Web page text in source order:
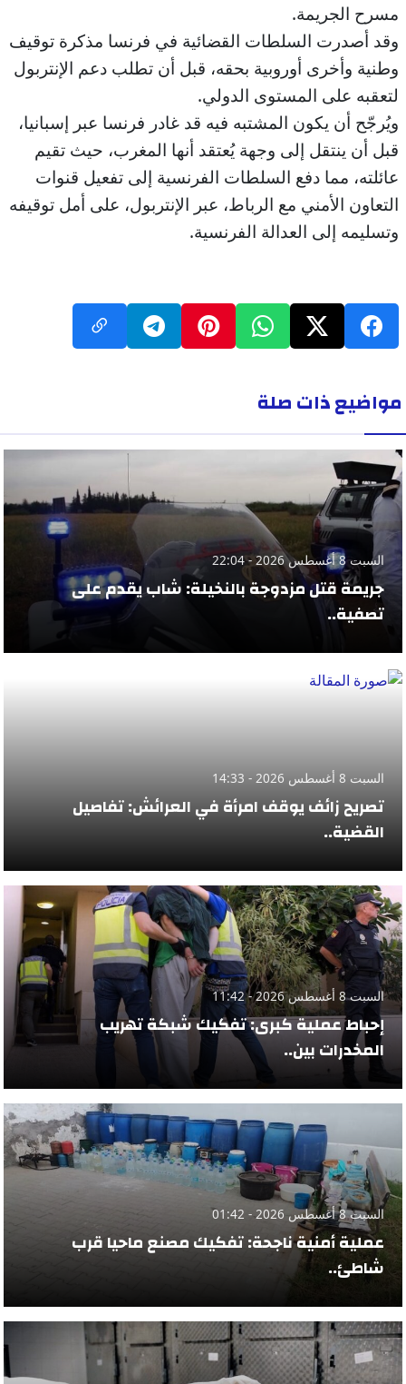
مسرح الجريمة.
وقد أصدرت السلطات القضائية في فرنسا مذكرة توقيف
وطنية وأخرى أوروبية بحقه، قبل أن تطلب دعم الإنتربول
لتعقبه على المستوى الدولي.
ويُرجّح أن يكون المشتبه فيه قد غادر فرنسا عبر إسبانيا،
قبل أن ينتقل إلى وجهة يُعتقد أنها المغرب، حيث تقيم
عائلته، مما دفع السلطات الفرنسية إلى تفعيل قنوات
التعاون الأمني مع الرباط، عبر الإنتربول، على أمل توقيفه
وتسليمه إلى العدالة الفرنسية.
مواضيع ذات صلة
السبت 8 أغسطس 2026 - 22:04
جريمة قتل مزدوجة بالنخيلة: شاب يقدم على
تصفية..
السبت 8 أغسطس 2026 - 14:33
تصريح زائف يوقف امرأة في العرائش: تفاصيل
القضية..
السبت 8 أغسطس 2026 - 11:42
إحباط عملية كبرى: تفكيك شبكة تهريب
المخدرات بين..
السبت 8 أغسطس 2026 - 01:42
عملية أمنية ناجحة: تفكيك مصنع ماحيا قرب
شاطئ..